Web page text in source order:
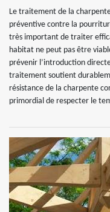
Le traitement de la
préventive contre la
très important de traiter
habitat ne peut pas être
prévenir l’introduction
traitement soutient
résistance de la charpente
primordial de respecter le